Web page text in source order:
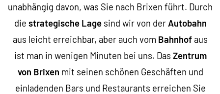
unabhängig davon, was Sie nach Brixen führt. Durch
die strategische Lage sind wir von der Autobahn
aus leicht erreichbar, aber auch vom Bahnhof aus
ist man in wenigen Minuten bei uns. Das Zentrum
von Brixen mit seinen schönen Geschäften und
einladenden Bars und Restaurants erreichen Sie